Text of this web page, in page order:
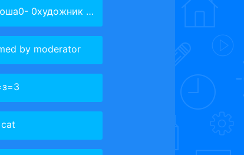
0художник 2021
by moderator